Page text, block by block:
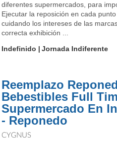
diferentes supermercados, para
Ejecutar la reposición en cada
cuidando los intereses de las
correcta exhibición ...
Indefinido
Jornada Indiferente
Reemplazo
Bebestibles Full
Supermercado En
- Reponedo
CYGNUS